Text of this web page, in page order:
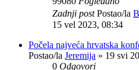
Zadnji postPostao/la
15 vel 2023, 08:34
Počela najveća hrvatska
Postao/la Jeremija » 19 svi
0 Odgovori